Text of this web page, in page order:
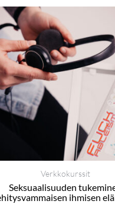
€
€
Verkkokurssit
Seksuaalisuuden
ihmisen